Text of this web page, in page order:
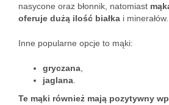
nasycone oraz błonnik, natomiast
oferuje dużą ilość białka i minerałów.
Inne popularne opcje to mąki:
gryczana
jaglana
Te mąki również mają pozytywny